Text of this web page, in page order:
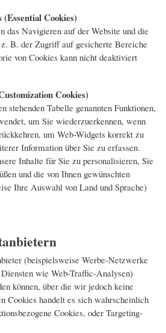
(Essential Cookies)
das Navigieren auf der Website und die
B. der Zugriff auf gesicherte Bereiche
von Cookies kann nicht deaktiviert
Cookies)
stehenden Tabelle genannten Funktionen,
um Sie wiederzuerkennen, wenn
um Web-Widgets korrekt zu
Information über Sie zu erfassen.
Inhalte für Sie zu personalisieren, Sie
und die von Ihnen gewünschten
Ihre Auswahl von Land und Sprache)
(beispielsweise Werbe-Netzwerke
wie Web-Traffic-Analysen)
können, über die wir jedoch keine
Cookies handelt es sich wahrscheinlich
Cookies, oder Targeting-